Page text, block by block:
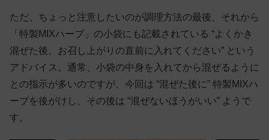
ただ、ちょっと注意したいのが調理方法の最後、それから
「特製MIXハーブ」の小袋にも記載されている “よくかき
混ぜた後、お召し上がりの直前に入れてください” という
アドバイス。通常、小袋の中身を入れてから混ぜるように
との指示が多いのですが、今回は “混ぜた後に” 特製MIXハ
ーブを後がけし、その後は “混ぜないほうがいい” ようで
す。